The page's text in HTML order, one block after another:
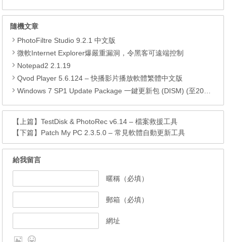
隨機文章
PhotoFiltre Studio 9.2.1 中文版
微軟Internet Explorer爆嚴重漏洞，令黑客可遠端控制
Notepad2 2.1.19
Qvod Player 5.6.124 – 快播影片播放軟體繁體中文版
Windows 7 SP1 Update Package 一鍵更新包 (DISM) (至2018.09)
【上篇】TestDisk & PhotoRec v6.14 – 檔案救援工具
【下篇】 Patch My PC 2.3.5.0 – 常見軟體自動更新工具
給我留言
暱稱（必填）
郵箱（必填）
網址